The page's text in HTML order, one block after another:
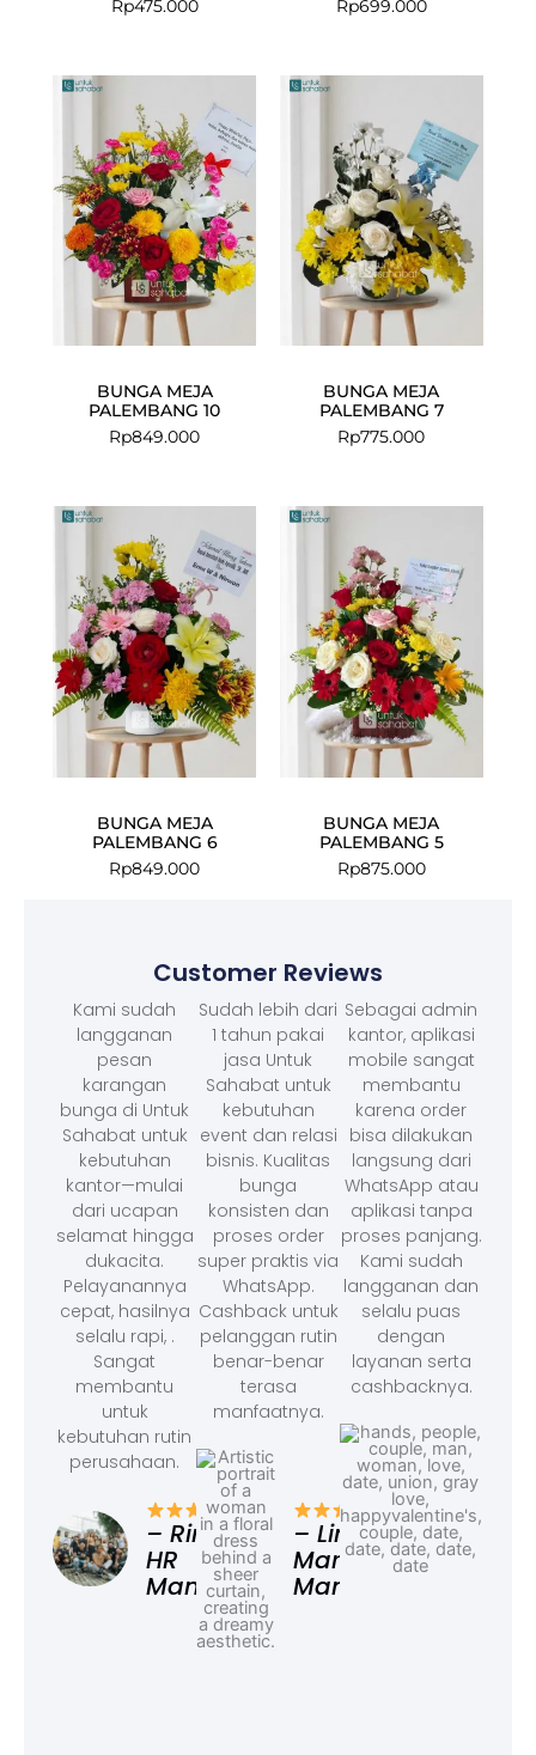
Rp475.000 Rp699.000
BUNGA MEJA
PALEMBANG 10
Rp849.000
BUNGA MEJA
PALEMBANG 7
Rp775.000
BUNGA MEJA
PALEMBANG 6
Rp849.000
BUNGA MEJA
PALEMBANG 5
Rp875.000
Customer Reviews
Kami sudah
langganan
pesan
karangan
bunga di Untuk
Sahabat untuk
kebutuhan
kantor—mulai
dari ucapan
selamat hingga
dukacita.
Pelayanannya
cepat, hasilnya
selalu rapi, .
Sangat
membantu
untuk
kebutuhan rutin
perusahaan.
– Rina,
HR
Manager
Sudah lebih dari
1 tahun pakai
jasa Untuk
Sahabat untuk
kebutuhan
event dan relasi
bisnis. Kualitas
bunga
konsisten dan
proses order
super praktis via
WhatsApp.
Cashback untuk
pelanggan rutin
benar-benar
terasa
manfaatnya.
– Linda,
Marketing
Manager
Sebagai admin
kantor, aplikasi
mobile sangat
membantu
karena order
bisa dilakukan
langsung dari
WhatsApp atau
aplikasi tanpa
proses panjang.
Kami sudah
langganan dan
selalu puas
dengan
layanan serta
cashbacknya.